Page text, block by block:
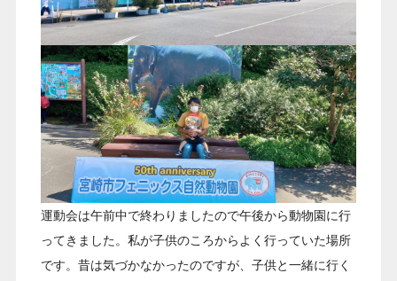
運動会は午前中で終わりましたので午後から動物園に行
ってきました。私が子供のころからよく行っていた場所
です。昔は気づかなかったのですが、子供と一緒に行く